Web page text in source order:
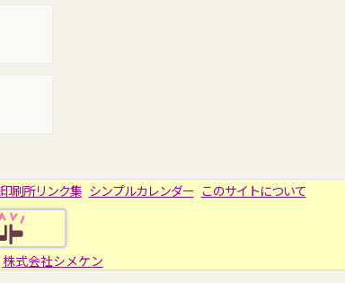
刷所リンク集 シンプルカレンダー このサイトについて
株式会社シメケン